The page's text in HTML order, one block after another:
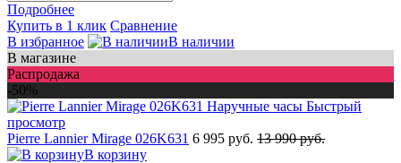
Подробнее
Купить в 1 клик Сравнение
В избранное
В наличии
В магазине
Распродажа
-50%
Быстрый
просмотр
Pierre Lannier Mirage 026K631 6 995 руб. 13 990 руб.
В корзину